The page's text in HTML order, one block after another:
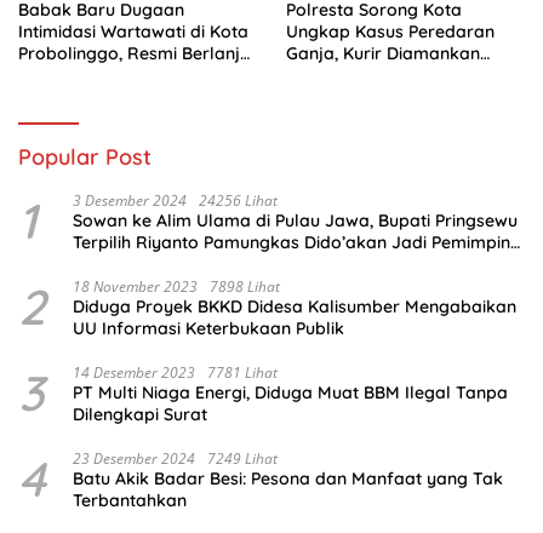
Babak Baru Dugaan
Intimidasi Wartawati di Kota
Probolinggo, Resmi Berlanjut
Polresta Sorong Kota
Ungkap Kasus Peredaran
Ganja, Kurir Diamankan
Popular Post
1 3 Desember 2024 24256 Lihat
Sowan ke Alim Ulama di Pulau Jawa, Bupati Pringsewu
Terpilih Riyanto Pamungkas Dido’akan Jadi Pemimpin
2 18 November 2023 7898 Lihat
Diduga Proyek BKKD Didesa Kalisumber Mengabaikan
UU Informasi Keterbukaan Publik
3 14 Desember 2023 7781 Lihat
PT Multi Niaga Energi, Diduga Muat BBM Ilegal Tanpa
Dilengkapi Surat
4 23 Desember 2024 7249 Lihat
Batu Akik Badar Besi: Pesona dan Manfaat yang Tak
Terbantahkan